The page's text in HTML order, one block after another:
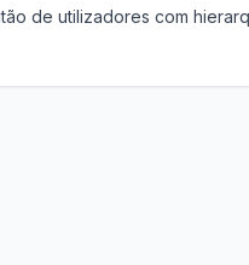
de utilizadores com